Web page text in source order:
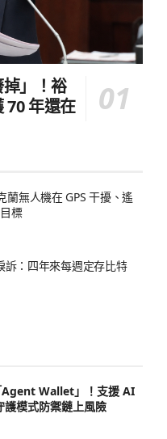
」！裕
70 年還在
無人機在 GPS 干擾、遙
標
：四年來每週定存比特
Wallet」！支援 AI
護模式防禦鏈上風險